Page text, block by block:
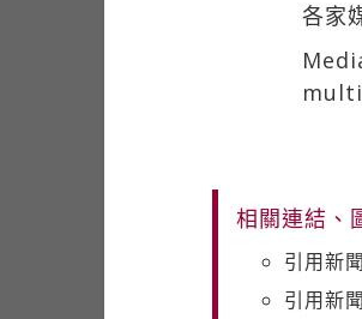
各家
相關連結、
引用新
引用新